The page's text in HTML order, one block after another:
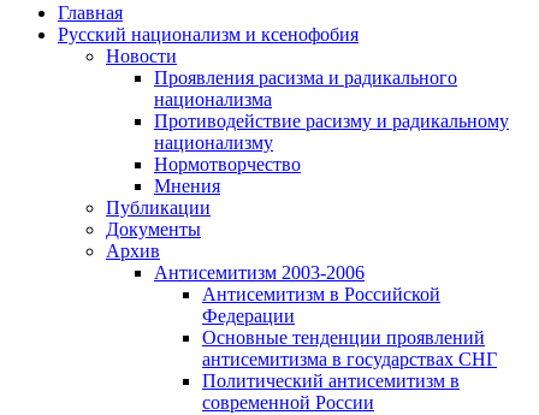
Главная
Русский национализм и ксенофобия
Новости
Проявления расизма и радикального
национализма
Противодействие расизму и радикальному
национализму
Нормотворчество
Мнения
Публикации
Документы
Архив
Антисемитизм 2003-2006
Антисемитизм в Российской
Федерации
Основные тенденции проявлений
антисемитизма в государствах СНГ
Политический антисемитизм в
современной России